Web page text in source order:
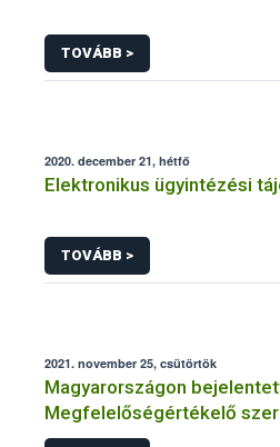
TOVÁBB >
2020. december 21, hétfő
Elektronikus ügyintézési
TOVÁBB >
2021. november 25, csütörtök
Magyarországon
Megfelelőségértékelő